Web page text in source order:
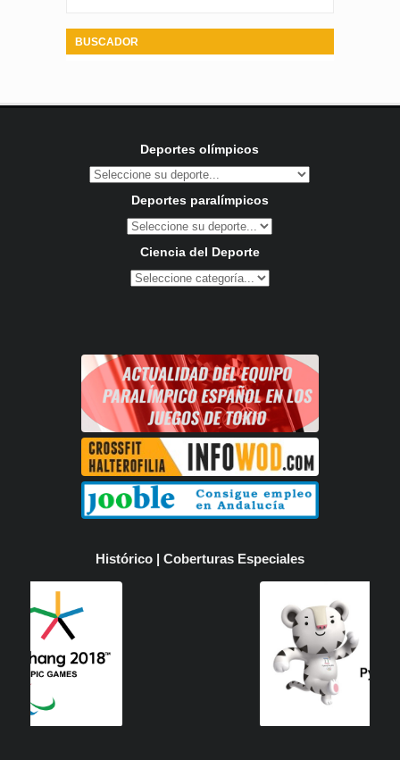
BUSCADOR
Deportes olímpicos
Deportes paralímpicos
Ciencia del Deporte
Histórico | Coberturas Especiales